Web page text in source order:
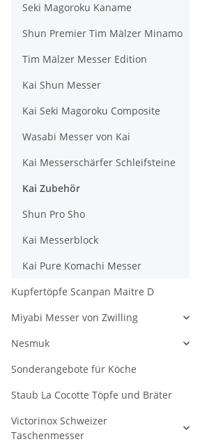
23
Schinkenmesser
23 cm Klinge
58,50 € -
Yanagiba mit 24
Seki Magoroku Kaname
Shun Premier Tim Mälzer Minamo
Tim Mälzer Messer Edition
Kai Shun Messer
Kai Seki Magoroku Composite
Wasabi Messer von Kai
Kai Messerschärfer Schleifsteine
Kai Zubehör
Shun Pro Sho
Kai Messerblock
Kai Pure Komachi Messer
Kupfertöpfe Scanpan Maitre D
Miyabi Messer von Zwilling
Nesmuk
Sonderangebote für Köche
Staub La Cocotte Töpfe und Bräter
Victorinox Schweizer
Taschenmesser